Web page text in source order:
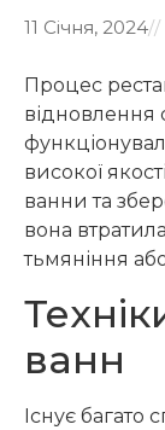
11 Січня, 2024//
Процес
відновлення
високої
ванни та
вона
тьмяніння
ванн
Існує багато